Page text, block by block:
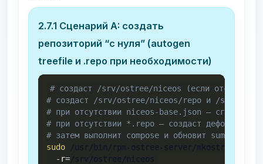
2.7.1 Сценарий A: создать
репозиторий “с нуля” (autogen
treefile и .repo при необходимости)
# создаст /srv/ostree/niceos (если
# создаст /srv/ostree/niceos/repo и /srv/
# при отсутствии niceos-base.json —
# при отсутствии *.repo — создаст дефолтные,
# затем выполнит compose и обновит summary.
sudo
-r=